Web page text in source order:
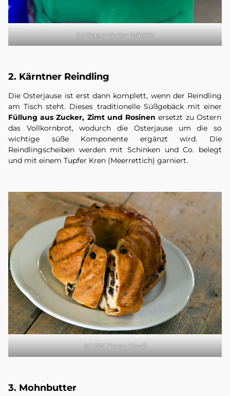
(c) Klagenfurter Märkte
2. Kärntner Reindling
Die Osterjause ist erst dann komplett, wenn der Reindling
am Tisch steht. Dieses traditionelle Süßgebäck mit einer
Füllung aus Zucker, Zimt und Rosinen ersetzt zu Ostern
das Vollkornbrot, wodurch die Osterjause um die so
wichtige süße Komponente ergänzt wird. Die
Reindlingscheiben werden mit Schinken und Co. belegt
und mit einem Tupfer Kren (Meerrettich) garniert.
(c) KW, Franz Gerdl
3. Mohnbutter